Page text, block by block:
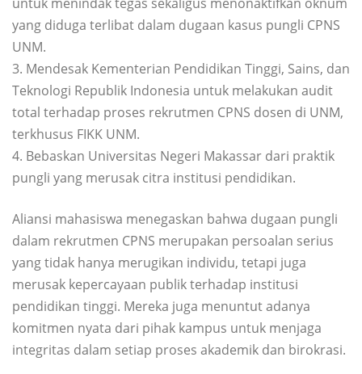
yang diduga terlibat dalam dugaan kasus pungli CPNS
UNM.
3. Mendesak Kementerian Pendidikan Tinggi, Sains, dan
Teknologi Republik Indonesia untuk melakukan audit
total terhadap proses rekrutmen CPNS dosen di UNM,
terkhusus FIKK UNM.
4. Bebaskan Universitas Negeri Makassar dari praktik
pungli yang merusak citra institusi pendidikan.
Aliansi mahasiswa menegaskan bahwa dugaan pungli
dalam rekrutmen CPNS merupakan persoalan serius
yang tidak hanya merugikan individu, tetapi juga
merusak kepercayaan publik terhadap institusi
pendidikan tinggi. Mereka juga menuntut adanya
komitmen nyata dari pihak kampus untuk menjaga
integritas dalam setiap proses akademik dan birokrasi.